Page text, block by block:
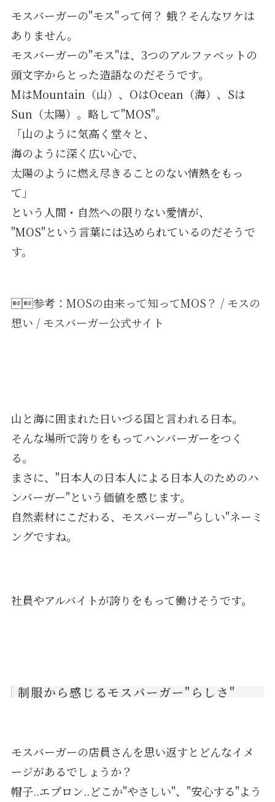
モスバーガーの"モス"って何？ 蛾？そんなワケは
ありません。
モスバーガーの"モス"は、3つのアルファベットの
頭文字からとった造語なのだそうです。
MはMountain（山）、OはOcean（海）、Sは
Sun（太陽）。略して"MOS"。
「山のように気高く堂々と、
海のように深く広い心で、
太陽のように燃え尽きることのない情熱をもっ
て」
という人間・自然への限りない愛情が、
"MOS"という言葉には込められているのだそうで
す。
参考： MOSの由来って知ってMOS？ / モスの
想い / モスバーガー公式サイト
山と海に囲まれた日いづる国と言われる日本。
そんな場所で誇りをもってハンバーガーをつく
る。
まさに、"日本人の日本人による日本人のためのハ
ンバーガー"という価値を感じます。
自然素材にこだわる、モスバーガー"らしい"ネーミ
ングですね。
社員やアルバイトが誇りをもって働けそうです。
制服から感じるモスバーガー"らしさ"
モスバーガーの店員さんを思い返すとどんなイメ
ージがあるでしょうか？
帽子..エプロン..どこか"やさしい"、"安心する"よう